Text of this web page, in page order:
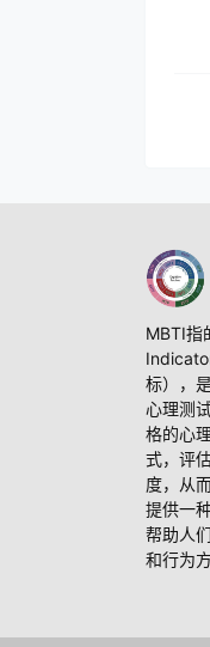
MBTI指
标），
心理测
格的心
式，评
度，从
提供一
帮助人
和行为方